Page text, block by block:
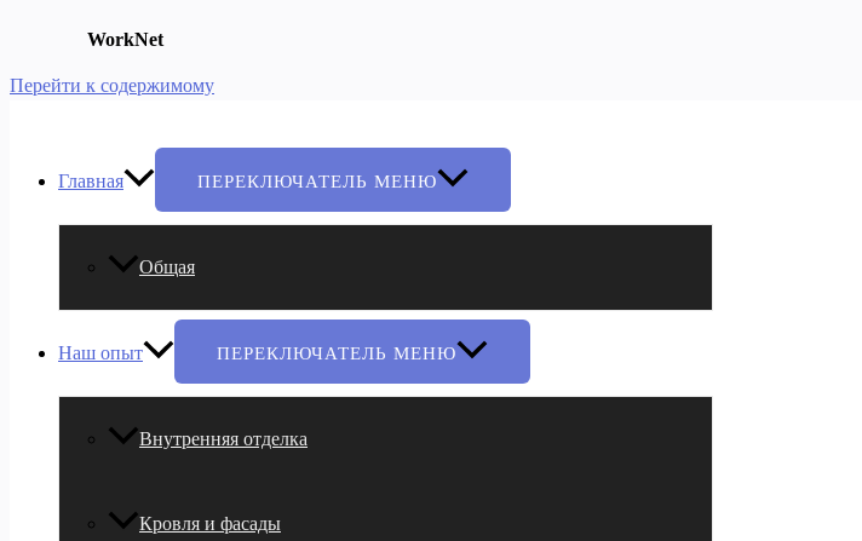
WorkNet
Перейти к содержимому
Главная ПЕРЕКЛЮЧАТЕЛЬ МЕНЮ
Общая
Наш опыт ПЕРЕКЛЮЧАТЕЛЬ МЕНЮ
Внутренняя отделка
Кровля и фасады